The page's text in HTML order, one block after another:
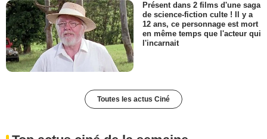
Présent dans 2 films d'une saga
de science-fiction culte ! Il y a
12 ans, ce personnage est mort
en même temps que l'acteur qui
l'incarnait
Toutes les actus Ciné